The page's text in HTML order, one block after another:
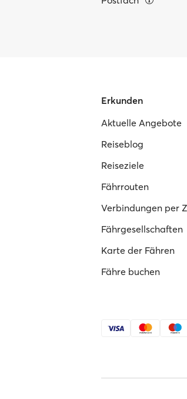
Erkunden
Aktuelle Angebote
Reiseblog
Reiseziele
Fährrouten
Verbindungen per
Fährgesellschaften
Karte der Fähren
Fähre buchen